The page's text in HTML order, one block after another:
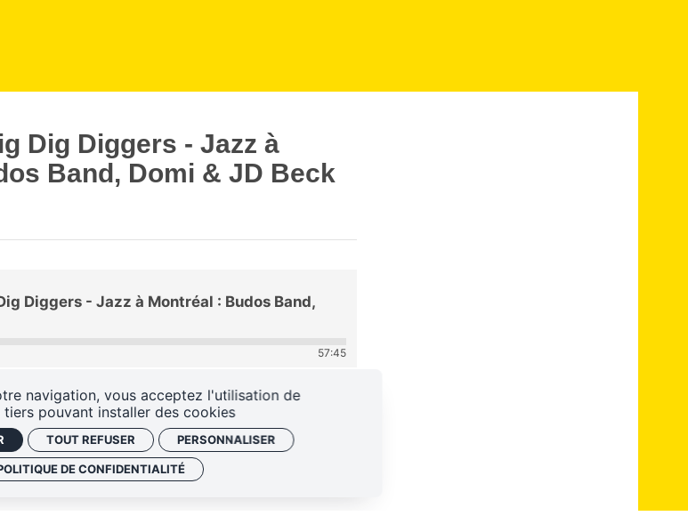
Dig Diggers - Jazz à
Band, Domi & JD Beck
Diggers - Jazz à Montréal : Budos Band,
57:45
navigation, vous acceptez l'utilisation de
tiers pouvant installer des cookies
TOUT REFUSER PERSONNALISER
DE CONFIDENTIALITÉ